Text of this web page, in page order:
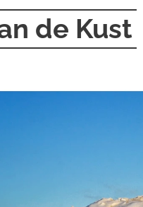
de Kust